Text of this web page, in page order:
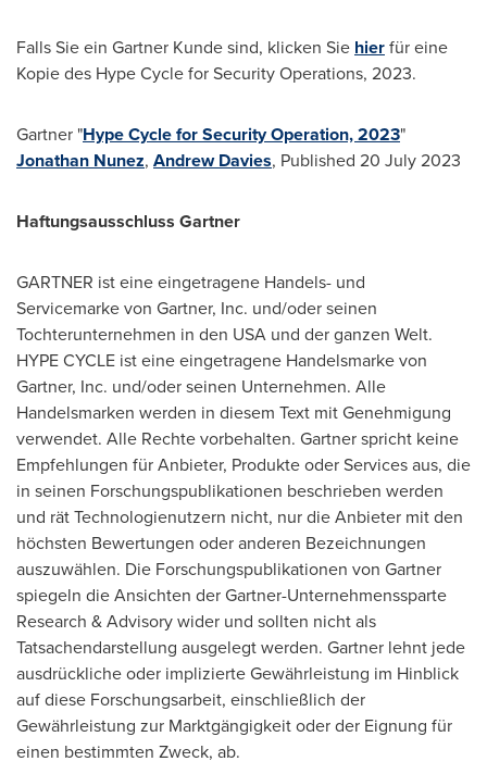
Falls Sie ein Gartner Kundesind, klicken Sie hierfür eine
Kopie des Hype Cycle for Security Operations, 2023.
Gartner "Hype Cycle for Security Operation, 2023"
Jonathan Nunez, Andrew Davies, Published 20 July 2023
Haftungsausschluss Gartner
GARTNER ist eine eingetragene Handels- und
Servicemarke von Gartner, Inc. und/oder seinen
Tochterunternehmen in den USA und der ganzen Welt.
HYPE CYCLE ist eine eingetragene Handelsmarke von
Gartner, Inc. und/oder seinen Unternehmen. Alle
Handelsmarken werden in diesem Text mit Genehmigung
verwendet. Alle Rechte vorbehalten. Gartner spricht keine
Empfehlungen für Anbieter, Produkte oder Services aus, die
in seinen Forschungspublikationen beschrieben werden
und rät Technologienutzern nicht, nur die Anbieter mit den
höchsten Bewertungen oder anderen Bezeichnungen
auszuwählen. Die Forschungspublikationen von Gartner
spiegeln die Ansichten der Gartner-Unternehmenssparte
Research & Advisory wider und sollten nicht als
Tatsachendarstellung ausgelegt werden. Gartner lehnt jede
ausdrückliche oder implizierte Gewährleistung im Hinblick
auf diese Forschungsarbeit, einschließlich der
Gewährleistung zur Marktgängigkeit oder der Eignung für
einen bestimmten Zweck, ab.